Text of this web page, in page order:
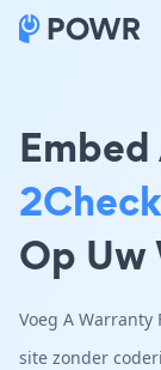
Op Uw
Voeg A Warranty
site zonder